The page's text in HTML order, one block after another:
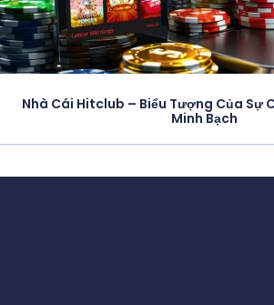
Nhà Cái Hitclub – Biểu Tượng Của Sự
Minh Bạch